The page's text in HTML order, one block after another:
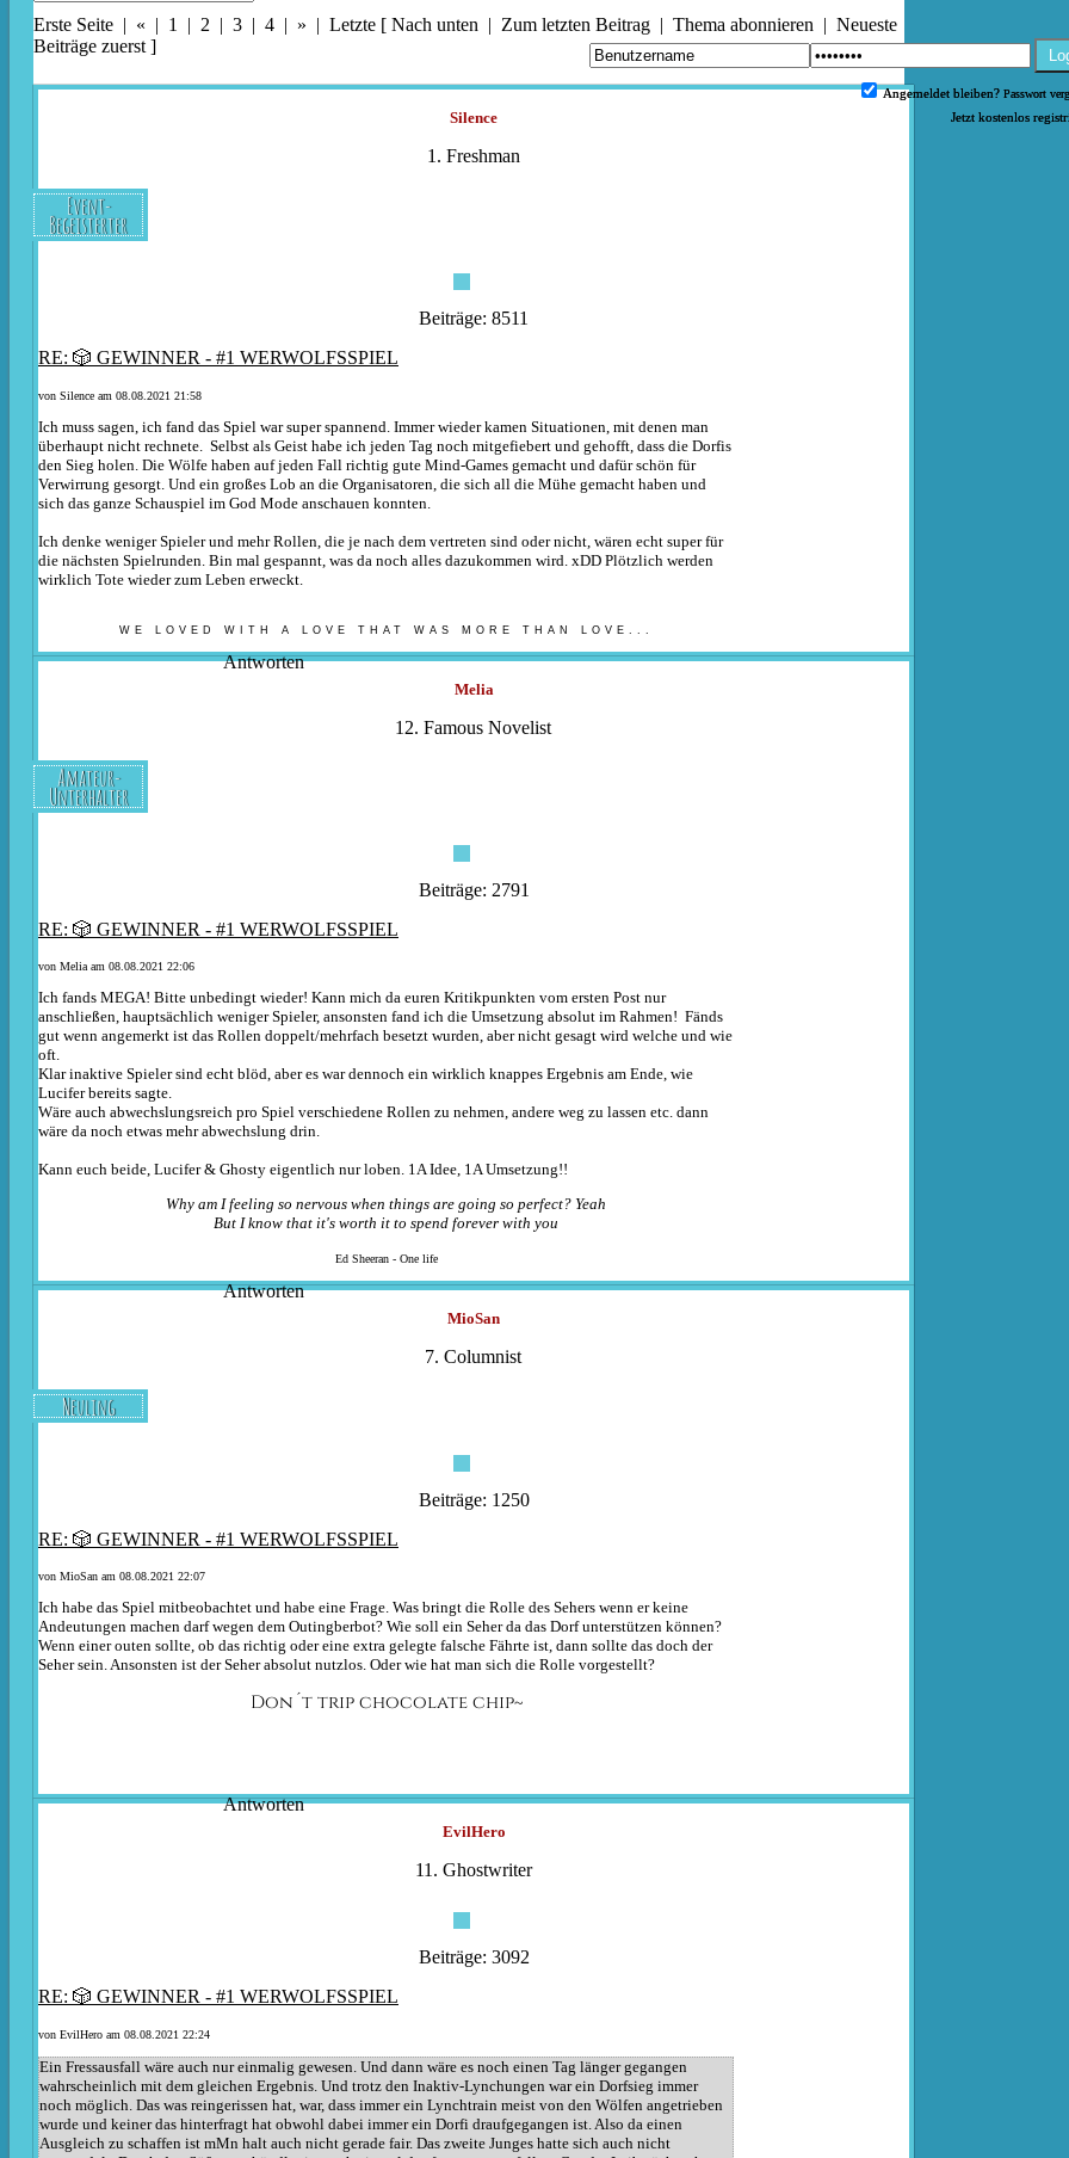
Angemeldet bleiben? Passwort
Jetzt kostenlos
Erste Seite | « | 1 | 2 | 3 | 4 | » | Letzte [ Nach unten | Zum letzten Beitrag | Thema abonnieren | Neueste
Beiträge zuerst ]
Silence
1. Freshman
Event-
Begeisterter
Beiträge: 8511
RE: 🎲 GEWINNER - #1 WERWOLFSSPIEL
von Silence am 08.08.2021 21:58
Ich muss sagen, ich fand das Spiel war super spannend. Immer wieder kamen Situationen, mit denen man
überhaupt nicht rechnete. Selbst als Geist habe ich jeden Tag noch mitgefiebert und gehofft, dass die Dorfis
den Sieg holen. Die Wölfe haben auf jeden Fall richtig gute Mind-Games gemacht und dafür schön für
Verwirrung gesorgt. Und ein großes Lob an die Organisatoren, die sich all die Mühe gemacht haben und
sich das ganze Schauspiel im God Mode anschauen konnten.
Ich denke weniger Spieler und mehr Rollen, die je nach dem vertreten sind oder nicht, wären echt super für
die nächsten Spielrunden. Bin mal gespannt, was da noch alles dazukommen wird. xDD Plötzlich werden
wirklich Tote wieder zum Leben erweckt.
WE LOVED WITH A LOVE THAT WAS MORE THAN LOVE...
Antworten
Melia
12. Famous Novelist
Amateur-
Unterhalter
Beiträge: 2791
RE: 🎲 GEWINNER - #1 WERWOLFSSPIEL
von Melia am 08.08.2021 22:06
Ich fands MEGA! Bitte unbedingt wieder! Kann mich da euren Kritikpunkten vom ersten Post nur
anschließen, hauptsächlich weniger Spieler, ansonsten fand ich die Umsetzung absolut im Rahmen! Fänds
gut wenn angemerkt ist das Rollen doppelt/mehrfach besetzt wurden, aber nicht gesagt wird welche und wie
oft.
Klar inaktive Spieler sind echt blöd, aber es war dennoch ein wirklich knappes Ergebnis am Ende, wie
Lucifer bereits sagte.
Wäre auch abwechslungsreich pro Spiel verschiedene Rollen zu nehmen, andere weg zu lassen etc. dann
wäre da noch etwas mehr abwechslung drin.
Kann euch beide, Lucifer & Ghosty eigentlich nur loben. 1A Idee, 1A Umsetzung!!
Why am I feeling so nervous when things are going so perfect? Yeah
But I know that it's worth it to spend forever with you
Ed Sheeran - One life
Antworten
MioSan
7. Columnist
Neuling
Beiträge: 1250
RE: 🎲 GEWINNER - #1 WERWOLFSSPIEL
von MioSan am 08.08.2021 22:07
Ich habe das Spiel mitbeobachtet und habe eine Frage. Was bringt die Rolle des Sehers wenn er keine
Andeutungen machen darf wegen dem Outingberbot? Wie soll ein Seher da das Dorf unterstützen können?
Wenn einer outen sollte, ob das richtig oder eine extra gelegte falsche Fährte ist, dann sollte das doch der
Seher sein. Ansonsten ist der Seher absolut nutzlos. Oder wie hat man sich die Rolle vorgestellt?
Don´t trip chocolate chip~
Antworten
EvilHero
11. Ghostwriter
Beiträge: 3092
RE: 🎲 GEWINNER - #1 WERWOLFSSPIEL
von EvilHero am 08.08.2021 22:24
Ein Fressausfall wäre auch nur einmalig gewesen. Und dann wäre es noch einen Tag länger gegangen
wahrscheinlich mit dem gleichen Ergebnis. Und trotz den Inaktiv-Lynchungen war ein Dorfsieg immer
noch möglich. Das was reingerissen hat, war, dass immer ein Lynchtrain meist von den Wölfen angetrieben
wurde und keiner das hinterfragt hat obwohl dabei immer ein Dorfi draufgegangen ist. Also da einen
Ausgleich zu schaffen ist mMn halt auch nicht gerade fair. Das zweite Junges hatte sich auch nicht